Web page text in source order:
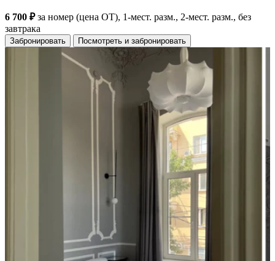
6 700 ₽за номер (цена ОТ), 1-мест. разм., 2-мест. разм., без
завтрака
Забронировать Посмотреть и забронировать